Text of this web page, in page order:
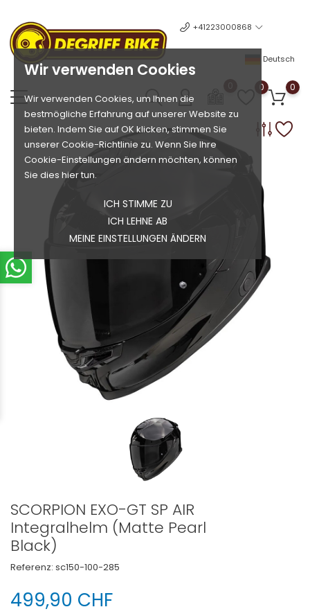
Wir verwenden Cookies
Wir verwenden Cookies, um Ihnen die
bestmögliche Erfahrung auf unserer Website zu
bieten. Indem Sie auf OK klicken, stimmen Sie
unserer Cookie-Richtlinie zu. Wenn Sie Ihre
Cookie-Einstellungen ändern möchten, können
Sie dies hier tun.
ICH STIMME ZU
ICH LEHNE AB
MEINE EINSTELLUNGEN ÄNDERN
+41223000868
Deutsch
0 0
SCORPION EXO-GT SP AIR
Integralhelm (Matte Pearl
Black)
Referenz: sc150-100-285
499,90 CHF